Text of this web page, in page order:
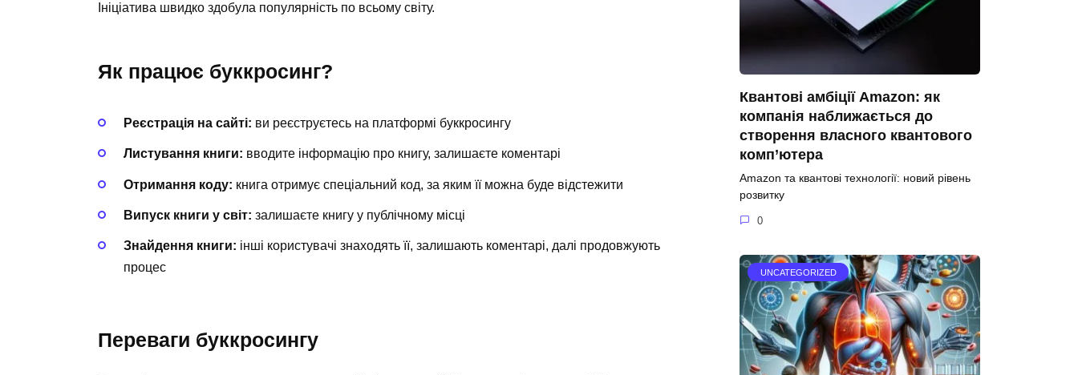
Ініціатива швидко здобула популярність по всьому світу.
Як працює буккросинг?
Реєстрація на сайті: ви реєструєтесь на платформі буккросингу
Листування книги: вводите інформацію про книгу, залишаєте коментарі
Отримання коду: книга отримує спеціальний код, за яким її можна буде відстежити
Випуск книги у світ: залишаєте книгу у публічному місці
Знайдення книги: інші користувачі знаходять її, залишають коментарі, далі продовжують
процес
Переваги буккросингу
Квантові амбіції Amazon: як
компанія наближається до
створення власного квантового
комп’ютера
Amazon та квантові технології: новий рівень
розвитку
0
UNCATEGORIZED